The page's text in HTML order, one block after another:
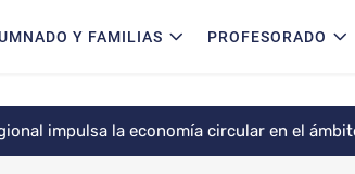
Y FAMILIAS PROFESORADO
impulsa la economía circular en el
‘Supercirculares 2026’